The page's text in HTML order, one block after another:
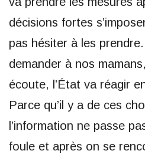
décisions fortes
pas hésiter à les
demander à nos
écoute, l’État va réagir
Parce qu’il y a de ces
l’information ne passe
foule et après on se